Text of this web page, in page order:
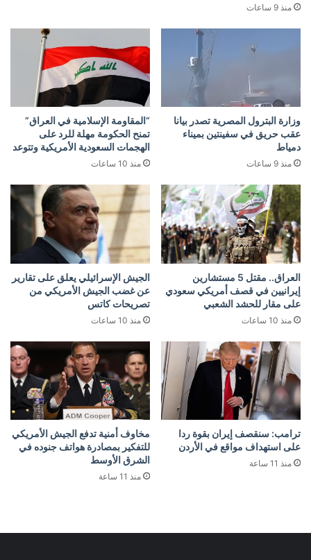
منذ 9 ساعات
وزارة البترول المصرية تصدر بيانا
عقب حريق في سفينتين بميناء
دمياط
منذ 9 ساعات
“المقاومة الإسلامية في العراق”
تمنح الحكومة مهلة للرد على
الهجمات السعودية الأمريكية وتتوعد
منذ 10 ساعات
العراق.. مقتل 5 مستشارين
إيرانيين في قصف أمريكي سعودي
على مقار للحشد الشعبي
منذ 10 ساعات
الجيش الإسرائيلي يعلق على تقارير
عن غضب الجيش الأمريكي من
تصريحات كاتس
منذ 10 ساعات
ترامب: سنقصف إيران بقوة ردا
على استهداف مواقع في الأردن
منذ 11 ساعة
مخاوف أمنية تدفع الجيش الأمريكي
للتفكير بمصادرة هواتف جنوده في
الشرق الأوسط
منذ 11 ساعة